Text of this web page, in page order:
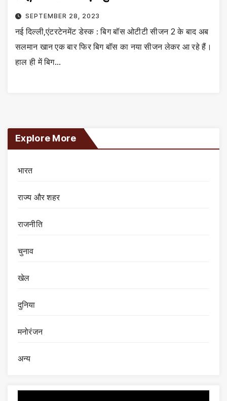
SEPTEMBER 28, 2023
नई दिल्ली,एंटरटेनमेंट डेस्क : बिग बॉस ओटीटी सीजन 2 के बाद अब
सलमान खान एक बार फिर बिग बॉस का नया सीजन लेकर आ रहे हैं।
हाल ही में बिग…
Explore More
भारत
राज्य और शहर
राजनीति
चुनाव
खेल
दुनिया
मनोरंजन
अन्य